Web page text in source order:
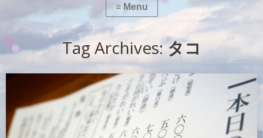
Tag Archives:タコ